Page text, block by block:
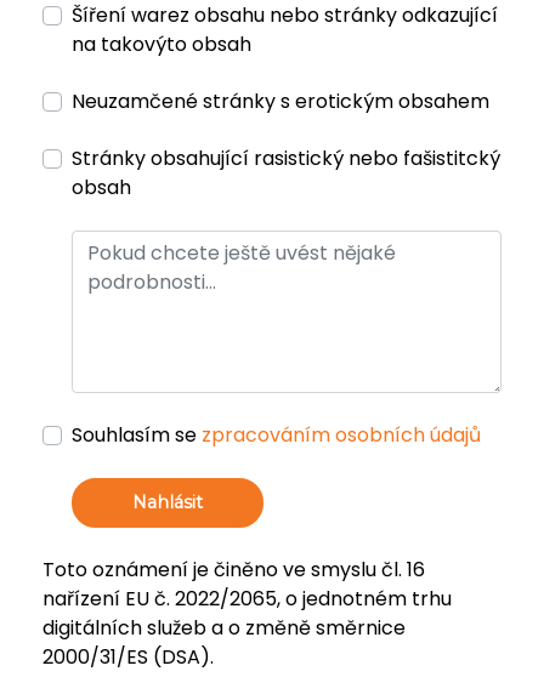
Šíření warez obsahu nebo stránky odkazující
na takovýto obsah
Neuzamčené stránky s erotickým obsahem
Stránky obsahující rasistický nebo fašistitcký
obsah
Souhlasím se zpracováním osobních údajů
Nahlásit
Toto oznámení je činěno ve smyslu čl. 16
nařízení EU č. 2022/2065, o jednotném trhu
digitálních služeb a o změně směrnice
2000/31/ES (DSA).